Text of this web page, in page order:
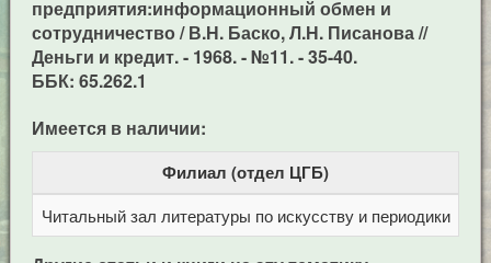
предприятия:информационный обмен и
сотрудничество / В.Н. Баско, Л.Н. Писанова //
Деньги и кредит. - 1968. - №11. - 35-40.
ББК: 65.262.1
Имеется в наличии:
Филиал (отдел ЦГБ)
Читальный зал литературы по искусству и периодики